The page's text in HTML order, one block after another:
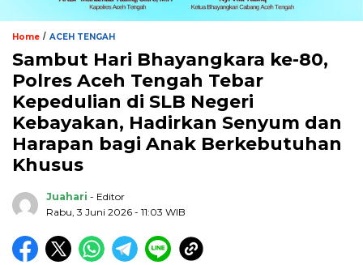
Home / ACEH TENGAH
Sambut Hari Bhayangkara ke-80,
Polres Aceh Tengah Tebar
Kepedulian di SLB Negeri
Kebayakan, Hadirkan Senyum dan
Harapan bagi Anak Berkebutuhan
Khusus
Juahari - Editor
Rabu, 3 Juni 2026 - 11:03 WIB